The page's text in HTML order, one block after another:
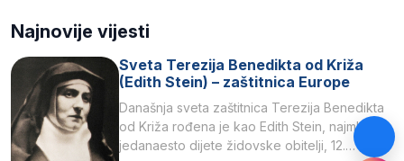
Najnovije vijesti
Sveta Terezija Benedikta od Križa
(Edith Stein) – zaštitnica Europe
Današnja sveta zaštitnica Terezija Benedikta
od Križa rođena je kao Edith Stein, najmlađe,
jedanaesto dijete židovske obitelji, 12.